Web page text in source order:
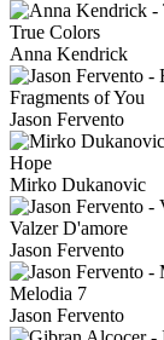
True Colors
Anna Kendrick
Fragments of You
Jason Fervento
Hope
Mirko Dukanovic
Valzer D'amore
Jason Fervento
Melodia 7
Jason Fervento